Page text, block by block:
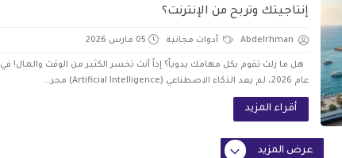
إنتاجيتك وتربح من الإنترنت؟
Abdelrhman أدوات مجانية 05 مارس 2026
هل ما زلت تقوم بكل مهامك يدوياً؟ إذاً أنت تخسر الكثير من الوقت والمال! في
عام 2026، لم يعد الذكاء الاصطناعي (Artificial Intelligence) مجر...
أقراء المزيد
عرض المزيد